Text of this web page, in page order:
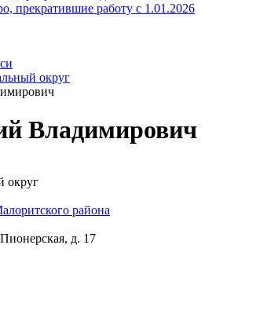
прекратившие работу с 1.01.2026
округ
Владимирович
округ
района
д. 17